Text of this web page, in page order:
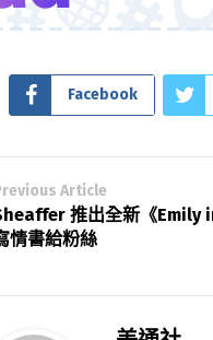
Facebook
Article
推出全新《Emily
情書給粉絲